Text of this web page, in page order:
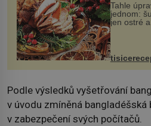
Tahle
jednom:
jen ostré
nakrmíte
krků.
vcelku 3
Podle výsledků vyšetřování
v úvodu zmíněná bangladéšská
v zabezpečení svých počítačů.